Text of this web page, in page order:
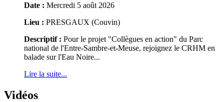
Date : Mercredi 5 août 2026
Lieu : PRESGAUX (Couvin)
Descriptif : Pour le projet "Collègues en action" du Parc
national de l'Entre-Sambre-et-Meuse, rejoignez le CRHM en
balade sur l'Eau Noire...
Lire la suite...
Vidéos